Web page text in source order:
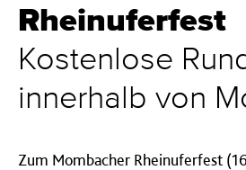
Rheinuferfest
Kostenlose
innerhalb von
Zum Mombacher Rheinuferfest